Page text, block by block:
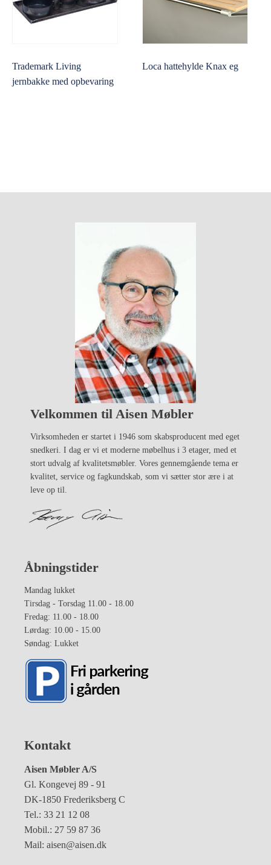
Trademark Living
jernbakke med opbevaring
Loca hattehylde Knax eg
Velkommen til Aisen Møbler
Virksomheden er startet i 1946 som skabsproducent med eget
snedkeri. I dag er vi et moderne møbelhus i 3 etager, med et
stort udvalg af kvalitetsmøbler. Vores gennemgående tema er
kvalitet, service og fagkundskab, som vi sætter stor ære i at
leve op til.
Åbningstider
Mandag lukket
Tirsdag - Torsdag 11.00 - 18.00
Fredag: 11.00 - 18.00
Lørdag: 10.00 - 15.00
Søndag: Lukket
Kontakt
Aisen Møbler A/S
Gl. Kongevej 89 - 91
DK-1850 Frederiksberg C
Tel.: 33 21 12 08
Mobil.: 27 59 87 36
Mail: aisen@aisen.dk